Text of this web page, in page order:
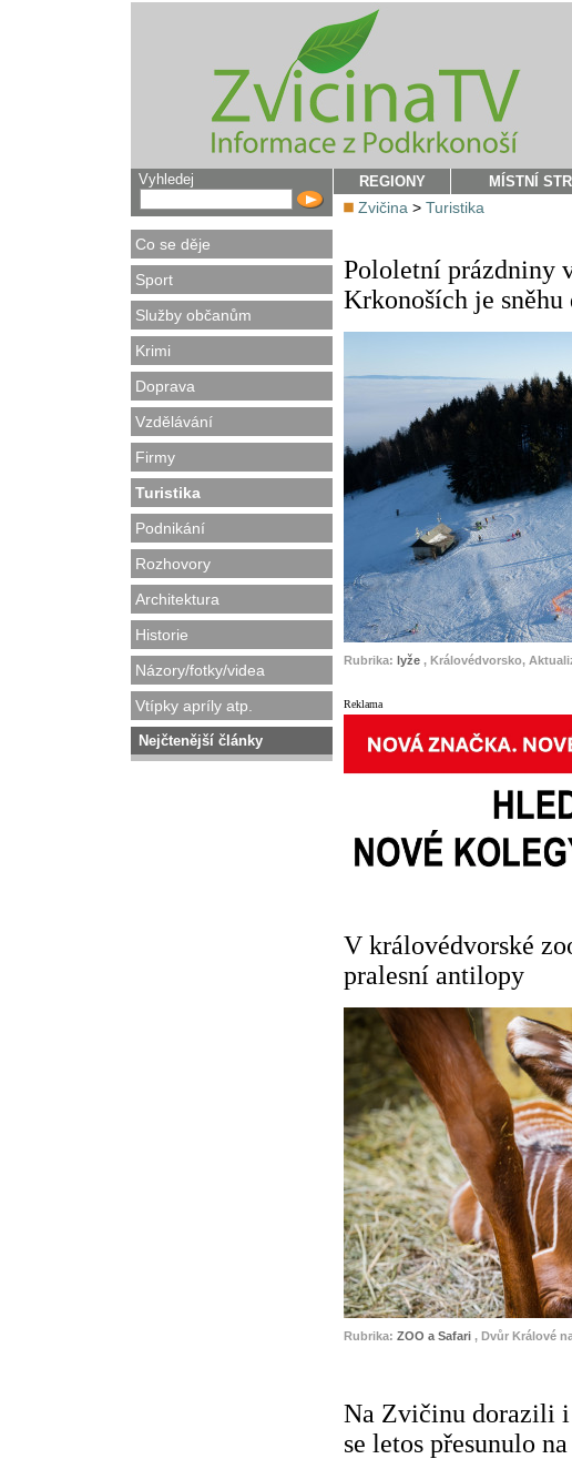
Vyhledej
Co se děje
Sport
Služby občanům
Krimi
Doprava
Vzdělávání
Firmy
Turistika
Podnikání
Rozhovory
Architektura
Historie
Názory/fotky/videa
Vtípky apríly atp.
Nejčtenější články
REGIONY
MÍSTNÍ
Zvičina > Turistika
Pololetní prázdniny
Krkonoších je sněhu
Rubrika: lyže , Královédvorsko,
Reklama
V královédvorské
pralesní antilopy
Rubrika: ZOO a Safari , Dvůr Králové
Na Zvičinu dorazili
se letos přesunulo